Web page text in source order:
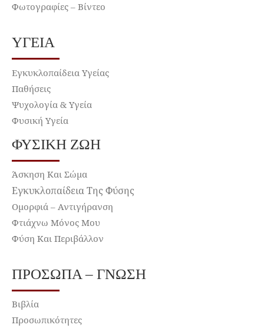
Φωτογραφίες – Βίντεο
ΥΓΕΊΑ
Εγκυκλοπαίδεια Υγείας
Παθήσεις
Ψυχολογία & Υγεία
Φυσική Υγεία
ΦΥΣΙΚΉ ΖΩΉ
Άσκηση Και Σώμα
Εγκυκλοπαίδεια Της Φύσης
Ομορφιά – Αντιγήρανση
Φτιάχνω Μόνος Μου
Φύση Και Περιβάλλον
ΠΡΌΣΩΠΑ – ΓΝΏΣΗ
Βιβλία
Προσωπικότητες